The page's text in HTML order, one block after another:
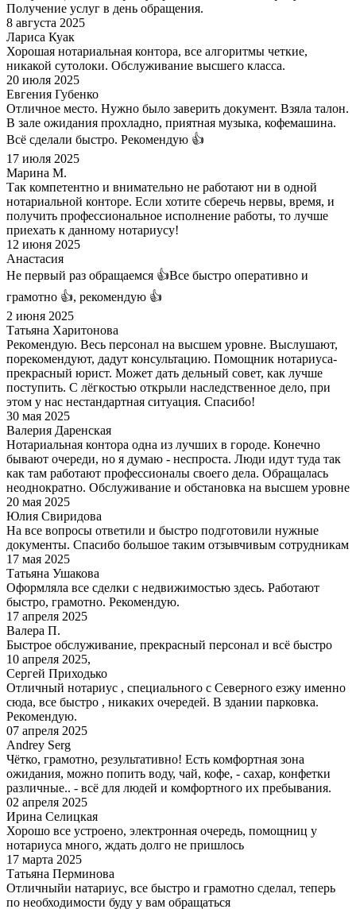
Получение услуг в день обращения.
8 августа 2025
Лариса Куак
Хорошая нотариальная контора, все алгоритмы четкие,
никакой сутолоки. Обслуживание высшего класса.
20 июля 2025
Евгения Губенко
Отличное место. Нужно было заверить документ. Взяла талон.
В зале ожидания прохладно, приятная музыка, кофемашина.
Всё сделали быстро. Рекомендую 👍
17 июля 2025
Марина М.
Так компетентно и внимательно не работают ни в одной
нотариальной конторе. Если хотите сберечь нервы, время, и
получить профессиональное исполнение работы, то лучше
приехать к данному нотариусу!
12 июня 2025
Анастасия
Не первый раз обращаемся 👍Все быстро оперативно и
грамотно 👍, рекомендую 👍
2 июня 2025
Татьяна Харитонова
Рекомендую. Весь персонал на высшем уровне. Выслушают,
порекомендуют, дадут консультацию. Помощник нотариуса-
прекрасный юрист. Может дать дельный совет, как лучше
поступить. С лёгкостью открыли наследственное дело, при
этом у нас нестандартная ситуация. Спасибо!
30 мая 2025
Валерия Даренская
Нотариальная контора одна из лучших в городе. Конечно
бывают очереди, но я думаю - неспроста. Люди идут туда так
как там работают профессионалы своего дела. Обращалась
неоднократно. Обслуживание и обстановка на высшем уровне
20 мая 2025
Юлия Свиридова
На все вопросы ответили и быстро подготовили нужные
документы. Спасибо большое таким отзывчивым сотрудникам
17 мая 2025
Татьяна Ушакова
Оформляла все сделки с недвижимостью здесь. Работают
быстро, грамотно. Рекомендую.
17 апреля 2025
Валера П.
Быстрое обслуживание, прекрасный персонал и всё быстро
10 апреля 2025,
Сергей Приходько
Отличный нотариус , специального с Северного езжу именно
сюда, все быстро , никаких очередей. В здании парковка.
Рекомендую.
07 апреля 2025
Andrey Serg
Чётко, грамотно, результативно! Есть комфортная зона
ожидания, можно попить воду, чай, кофе, - сахар, конфетки
различные.. - всё для людей и комфортного их пребывания.
02 апреля 2025
Ирина Селицкая
Хорошо все устроено, электронная очередь, помощниц у
нотариуса много, ждать долго не пришлось
17 марта 2025
Татьяна Перминова
Отличныйи натариус, все быстро и грамотно сделал, теперь
по необходимости буду у вам обращаться